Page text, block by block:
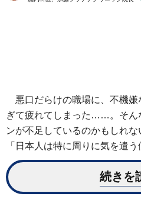
悪口だらけの職場に、不機
ぎて疲れてしまった……。そん
ンが不足しているのかもしれ
「日本人は特に周りに気を遣
続きを